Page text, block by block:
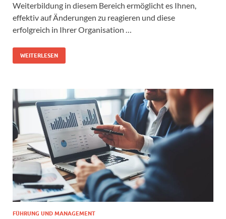
Weiterbildung in diesem Bereich ermöglicht es Ihnen,
effektiv auf Änderungen zu reagieren und diese
erfolgreich in Ihrer Organisation …
WEITERLESEN
FÜHRUNG UND MANAGEMENT